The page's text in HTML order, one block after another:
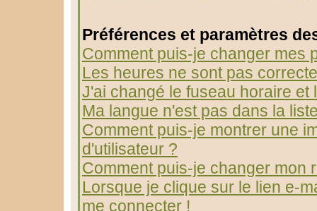
Préférences et paramètres
Comment puis-je changer mes
Les heures ne sont pas
J'ai changé le fuseau horaire
Ma langue n'est pas dans la
Comment puis-je montrer une
d'utilisateur ?
Comment puis-je changer mon
Lorsque je clique sur le lien e-
me connecter !